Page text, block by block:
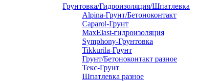
Грунтовка/Гидроизоляция/Шпатлевка
Alpina-Грунт/Бетоноконтакт
Caparol-Грунт
MaxElast-гидроизоляция
Symphony-Грунтовка
Tikkurila-Грунт
Грунт/Бетоноконтакт разное
Текс-Грунт
Шпатлевка разное